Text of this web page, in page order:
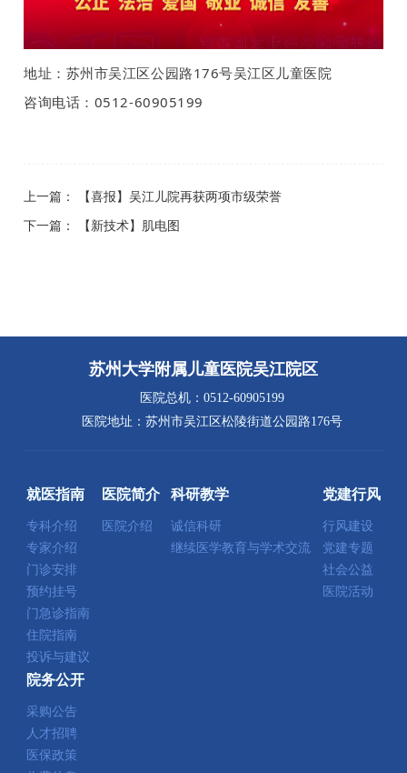
地址：苏州市吴江区公园路176号吴江区儿童医院
咨询电话：0512-60905199
上一篇： 【喜报】吴江儿院再获两项市级荣誉
下一篇： 【新技术】肌电图
苏州大学附属儿童医院吴江院区
医院总机：0512-60905199
医院地址：苏州市吴江区松陵街道公园路176号
就医指南
专科介绍
专家介绍
门诊安排
预约挂号
门急诊指南
住院指南
投诉与建议
医院简介
医院介绍
科研教学
诚信科研
继续医学教育与学术交流
党建行风
行风建设
党建专题
社会公益
医院活动
院务公开
采购公告
人才招聘
医保政策